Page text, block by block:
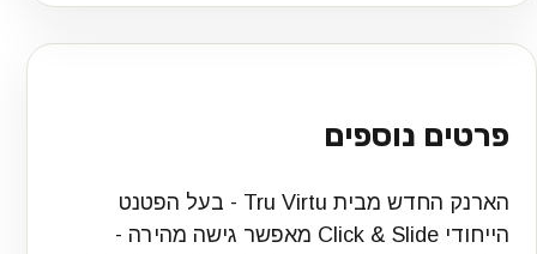
פרטים נוספים
הארנק החדש מבית Tru Virtu - בעל הפטנט
הייחודי Click & Slide מאפשר גישה מהירה -